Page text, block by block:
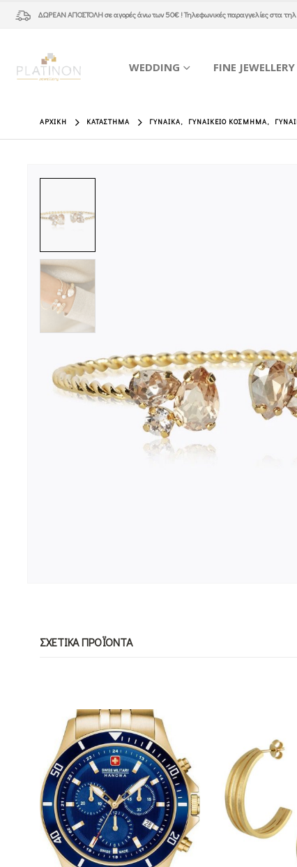
ΔΩΡΕΑΝ ΑΠΟΣΤΟΛΗσε αγορές άνω των 50€ ! Τηλεφωνικές παραγγελίες στα τηλ
WEDDING FINE JEWELLERY
ΑΡΧΙΚΉ ΚΑΤΆΣΤΗΜΑ ΓΥΝΑΊΚΑ, ΓΥΝΑΙΚΕΊΟ ΚΌΣΜΗΜΑ,
ΣΧΕΤΙΚΆ ΠΡΟΪΌΝΤΑ